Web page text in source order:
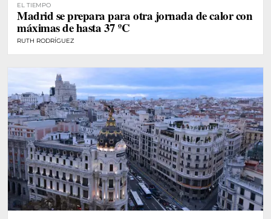
EL TIEMPO
Madrid se prepara para otra jornada de calor con
máximas de hasta 37 ºC
RUTH RODRÍGUEZ